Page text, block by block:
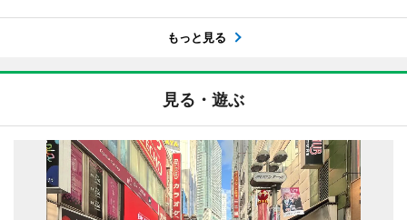
もっと見る
見る・遊ぶ